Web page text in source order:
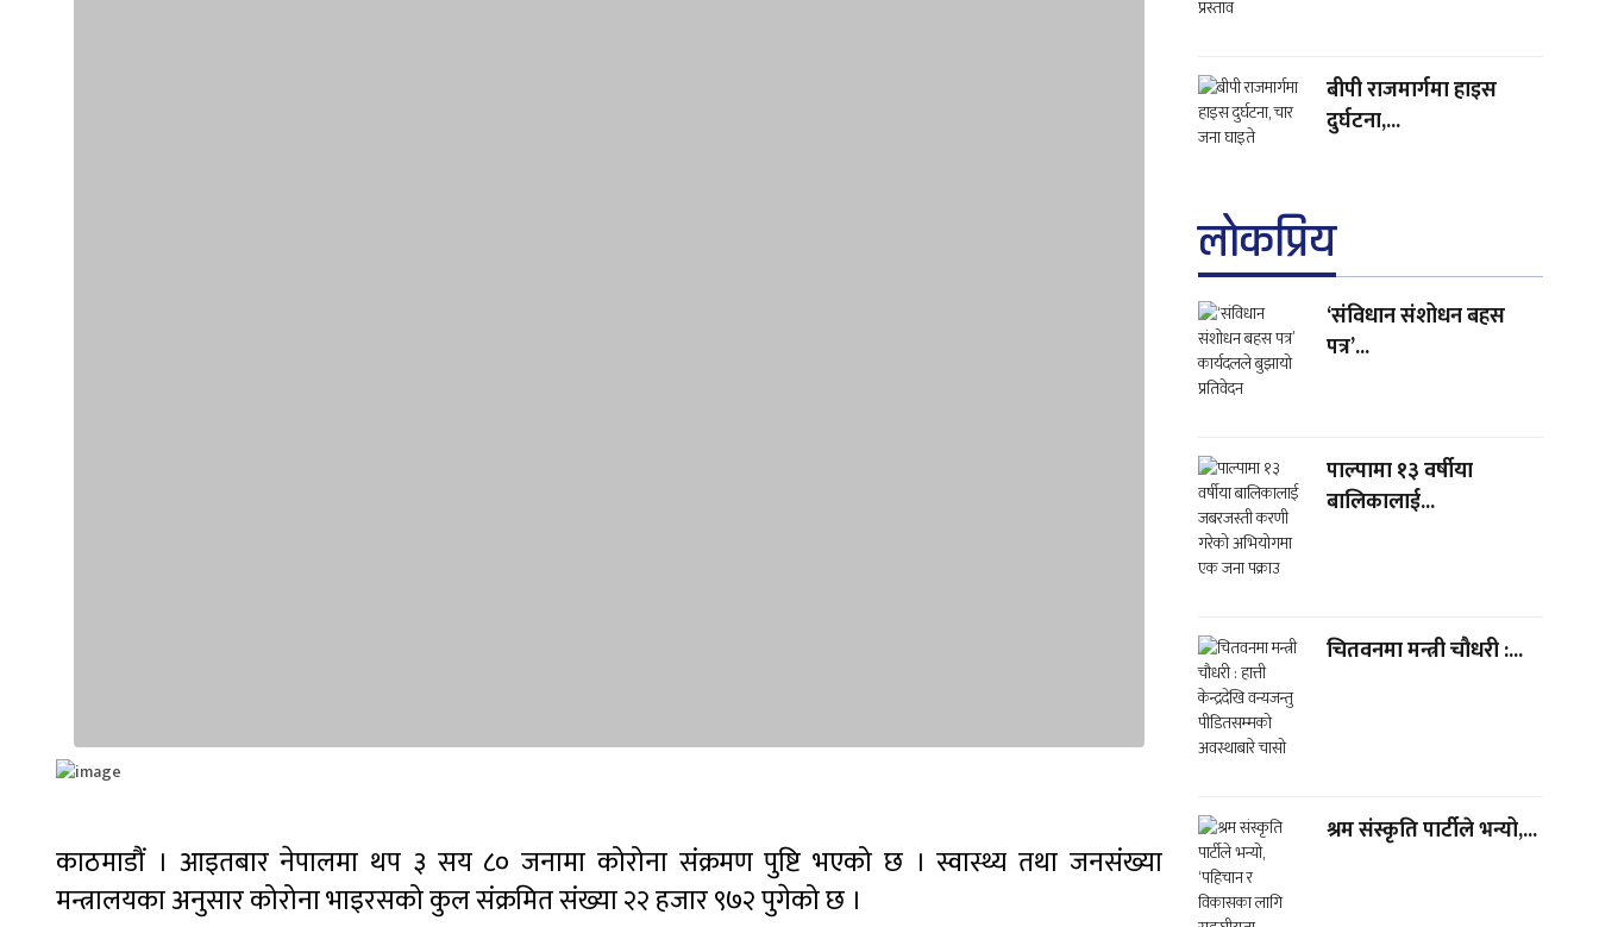
काठमाडौं । आइतबार नेपालमा थप ३ सय ८० जनामा कोरोना संक्रमण पुष्टि भएको छ । स्वास्थ्य तथा जनसंख्या
मन्त्रालयका अनुसार कोरोना भाइरसको कुल संक्रमित संख्या २२ हजार ९७२ पुगेको छ ।
बीपी राजमार्गमा हाइस
दुर्घटना,...
लाेकप्रिय
‘संविधान संशोधन बहस
पत्र’...
पाल्पामा १३ वर्षीया
बालिकालाई...
चितवनमा मन्त्री चौधरी :...
श्रम संस्कृति पार्टीले भन्यो,...